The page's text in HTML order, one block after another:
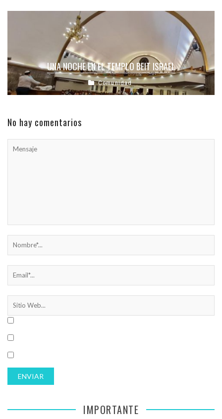
UNA NOCHE EN EL TEMPLO BEIT ISRAEL
Comunidad
No hay comentarios
IMPORTANTE